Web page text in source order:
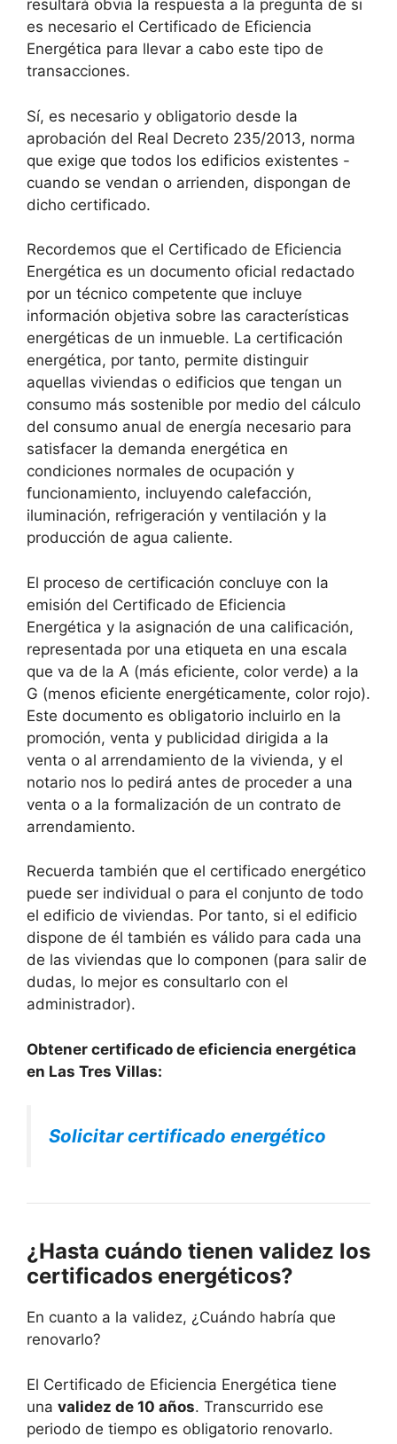
resultará obvia la respuesta a la pregunta de si
es necesario el Certificado de Eficiencia
Energética para llevar a cabo este tipo de
transacciones.
Sí, es necesario y obligatorio desde la
aprobación del Real Decreto 235/2013, norma
que exige que todos los edificios existentes -
cuando se vendan o arrienden, dispongan de
dicho certificado.
Recordemos que el Certificado de Eficiencia
Energética es un documento oficial redactado
por un técnico competente que incluye
información objetiva sobre las características
energéticas de un inmueble. La certificación
energética, por tanto, permite distinguir
aquellas viviendas o edificios que tengan un
consumo más sostenible por medio del cálculo
del consumo anual de energía necesario para
satisfacer la demanda energética en
condiciones normales de ocupación y
funcionamiento, incluyendo calefacción,
iluminación, refrigeración y ventilación y la
producción de agua caliente.
El proceso de certificación concluye con la
emisión del Certificado de Eficiencia
Energética y la asignación de una calificación,
representada por una etiqueta en una escala
que va de la A (más eficiente, color verde) a la
G (menos eficiente energéticamente, color rojo).
Este documento es obligatorio incluirlo en la
promoción, venta y publicidad dirigida a la
venta o al arrendamiento de la vivienda, y el
notario nos lo pedirá antes de proceder a una
venta o a la formalización de un contrato de
arrendamiento.
Recuerda también que el certificado energético
puede ser individual o para el conjunto de todo
el edificio de viviendas. Por tanto, si el edificio
dispone de él también es válido para cada una
de las viviendas que lo componen (para salir de
dudas, lo mejor es consultarlo con el
administrador).
Obtener certificado de eficiencia energética
en Las Tres Villas:
Solicitar certificado energético
¿Hasta cuándo tienen validez los
certificados energéticos?
En cuanto a la validez, ¿Cuándo habría que
renovarlo?
El Certificado de Eficiencia Energética tiene
una validez de 10 años. Transcurrido ese
periodo de tiempo es obligatorio renovarlo.